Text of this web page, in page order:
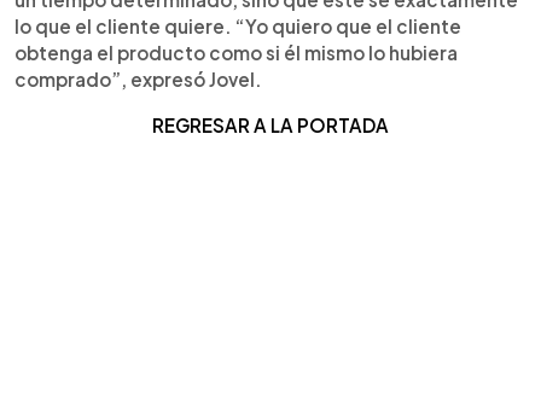
lo que el cliente quiere. “Yo quiero que el cliente
obtenga el producto como si él mismo lo hubiera
comprado”, expresó Jovel.
REGRESAR A LA PORTADA